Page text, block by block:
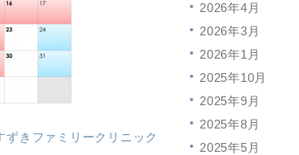
ずきファミリークリニック
2026年4月
2026年3月
2026年1月
2025年10月
2025年9月
2025年8月
2025年5月